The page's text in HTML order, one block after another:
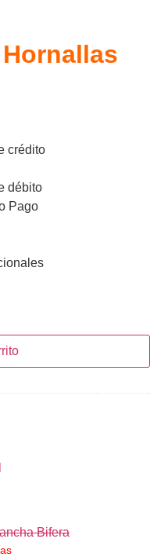
crédito
débito
Pago
Bifera